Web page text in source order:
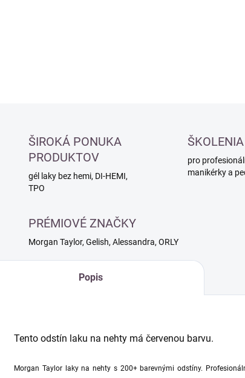
ŠIROKÁ PONUKA
PRODUKTOV
gél laky bez hemi, DI-HEMI,
TPO
ŠKOLENIA
pro
manikérky a
PRÉMIOVÉ ZNAČKY
Morgan Taylor, Gelish, Alessandra, ORLY
Popis
Tento odstín laku na nehty má červenou barvu.
Morgan Taylor laky na nehty s 200+ barevnými odstíny.